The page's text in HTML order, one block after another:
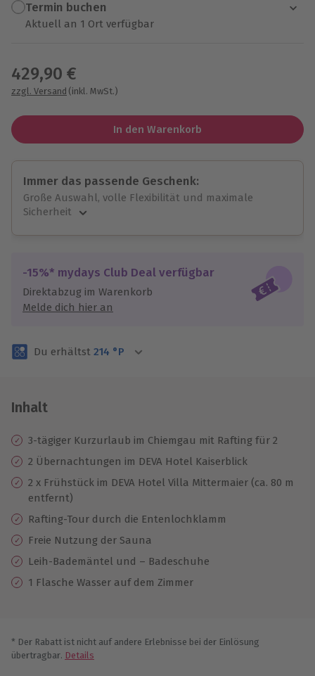
Termin buchen
Aktuell an 1 Ort verfügbar
429,90 €
zzgl. Versand (inkl. MwSt.)
In den Warenkorb
Immer das passende Geschenk:
Große Auswahl, volle Flexibilität und maximale
Sicherheit
Jeder Gutschein für alle Erlebnisse einlösbar.
Maximale Sicherheit
3 Jahre gültig & verlängerbar.
-15%* mydays Club Deal verfügbar
Direktabzug im Warenkorb
Melde dich hier an
Du erhältst 214 °P
Inhalt
3-tägiger Kurzurlaub im Chiemgau mit Rafting für 2
2 Übernachtungen im DEVA Hotel Kaiserblick
2 x Frühstück im DEVA Hotel Villa Mittermaier (ca. 80 m
entfernt)
Rafting-Tour durch die Entenlochklamm
Freie Nutzung der Sauna
Leih-Bademäntel und – Badeschuhe
1 Flasche Wasser auf dem Zimmer
* Der Rabatt ist nicht auf andere Erlebnisse bei der Einlösung
übertragbar. Details